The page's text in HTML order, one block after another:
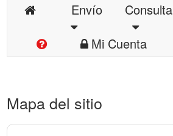
Envío Consulta
Mi Cuenta
Mapa del sitio